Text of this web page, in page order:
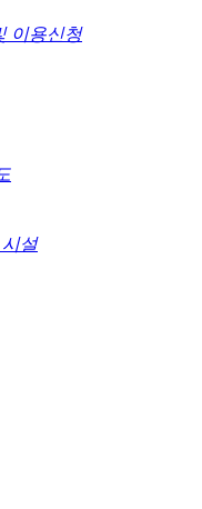
이용신청
설